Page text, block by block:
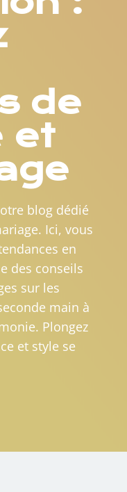
de
et
blog dédié
Ici, vous
en
des conseils
sur les
main à
Plongez
et style se